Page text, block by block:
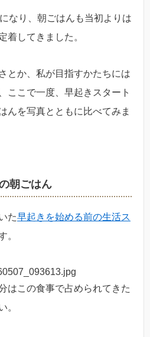
なり、朝ごはんも当初よりは
着してきました。
とか、私が目指すかたちには
ここで一度、早起きスタート
んを写真とともに比べてみま
朝ごはん
た早起きを始める前の生活ス
。
はこの食事で占められてきた
。